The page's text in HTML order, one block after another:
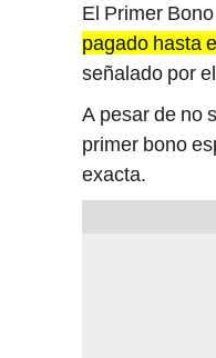
El Primer
pagado hasta
señalado por
A pesar de no
primer bono
exacta.